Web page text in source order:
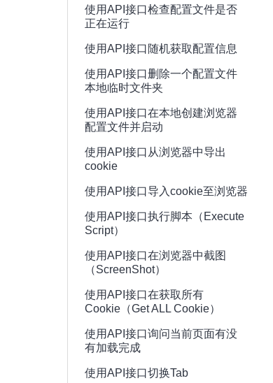
使用API接口检查配置文件是否
正在运行
使用API接口随机获取配置信息
使用API接口删除一个配置文件
本地临时文件夹
使用API接口在本地创建浏览器
配置文件并启动
使用API接口从浏览器中导出
cookie
使用API接口导入cookie至浏览器
使用API接口执行脚本（Execute
Script）
使用API接口在浏览器中截图
（ScreenShot）
使用API接口在获取所有
Cookie（Get ALL Cookie）
使用API接口询问当前页面有没
有加载完成
使用API接口切换Tab